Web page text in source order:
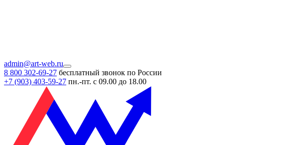
admin@art-web.ru
8 800 302-69-27 бесплатный звонок по России
+7 (903) 403-59-27 пн.-пт. с 09.00 до 18.00